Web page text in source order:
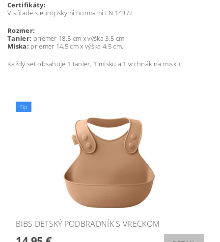
Certifikáty:
V súlade s európskymi normami EN 14372.
Rozmer:
Tanier: priemer 18,5 cm x výška 3,5 cm.
Miska: priemer 14,5 cm x výška 4,5 cm.
Každý set obsahuje 1 tanier, 1 misku a 1 vrchnák na misku.
Tip
BIBS DETSKÝ PODBRADNÍK S VRECKOM